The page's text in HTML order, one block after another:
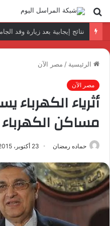
بحث
عن
الرئيسية / مصر الآن
مصر الآن
أثرياء
مساكن الكهرباء
حماده رمضان 23 أكتوبر، 2015